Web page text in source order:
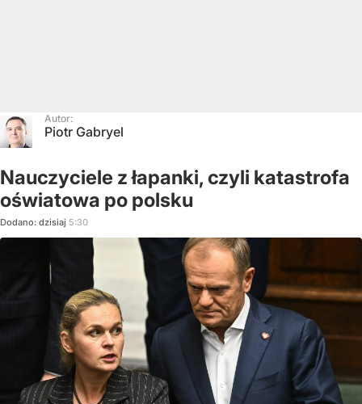
Autor:
Piotr Gabryel
Nauczyciele z łapanki, czyli katastrofa
oświatowa po polsku
Dodano: dzisiaj 5:30